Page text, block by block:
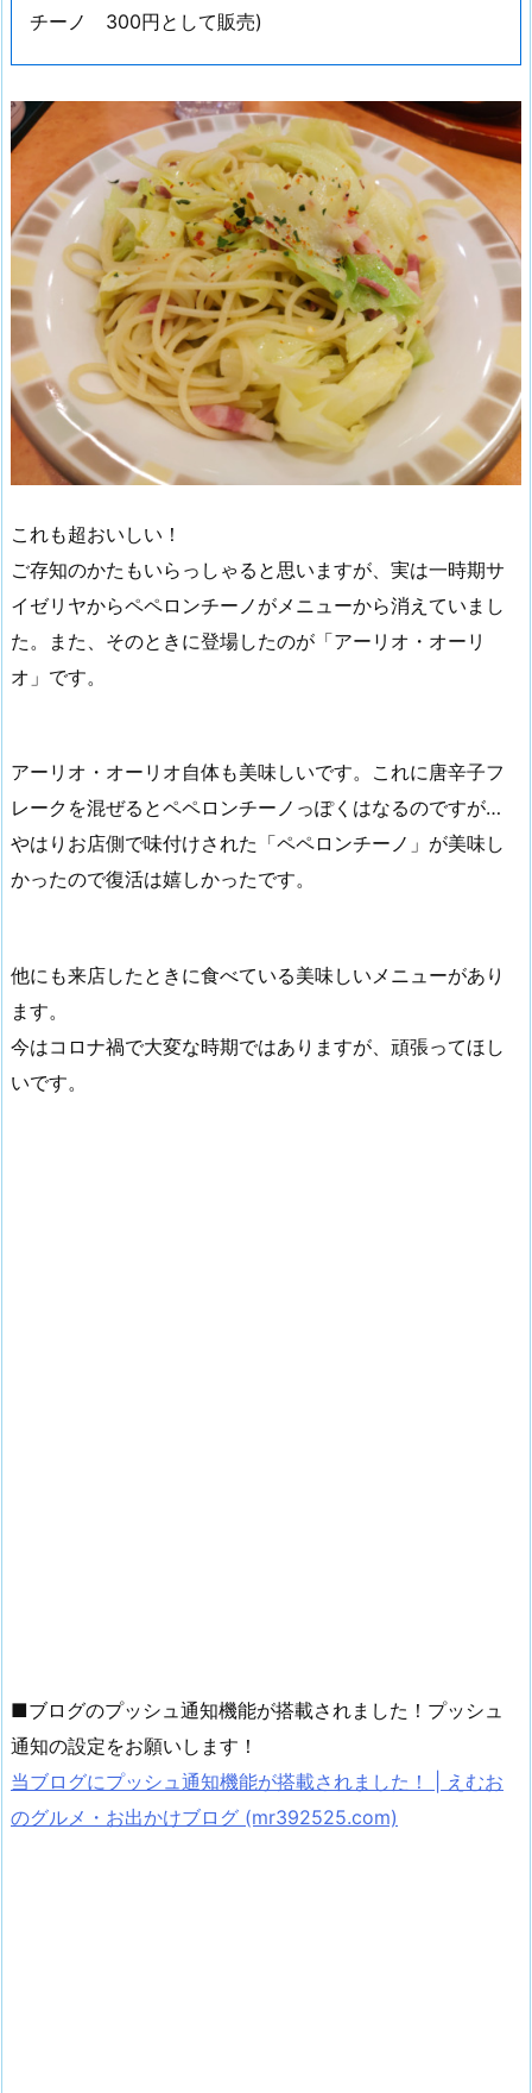
チーノ 300円として販売)
これも超おいしい！
ご存知のかたもいらっしゃると思いますが、実は一時期サ
イゼリヤからペペロンチーノがメニューから消えていまし
た。また、そのときに登場したのが「アーリオ・オーリ
オ」です。
アーリオ・オーリオ自体も美味しいです。これに唐辛子フ
レークを混ぜるとペペロンチーノっぽくはなるのですが…
やはりお店側で味付けされた「ペペロンチーノ」が美味し
かったので復活は嬉しかったです。
他にも来店したときに食べている美味しいメニューがあり
ます。
今はコロナ禍で大変な時期ではありますが、頑張ってほし
いです。
■ブログのプッシュ通知機能が搭載されました！プッシュ
通知の設定をお願いします！
当ブログにプッシュ通知機能が搭載されました！ | えむお
のグルメ・お出かけブログ (mr392525.com)